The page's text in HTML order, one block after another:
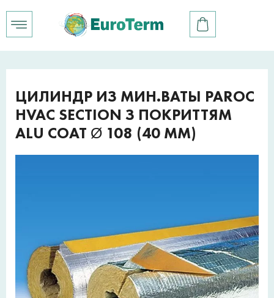
ЦИЛИНДР ИЗ МИН.ВАТЫ PAROC
HVAC SECTION З ПОКРИТТЯМ
ALU COAT Ø 108 (40 ММ)